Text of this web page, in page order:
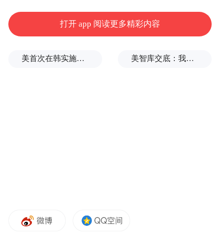
打开 app 阅读更多精彩内容
美首次在韩实施自杀式FPV无人机演习 美智库交底：我们调研了全球4.2万人的中美偏好，民心已有惊人巨变